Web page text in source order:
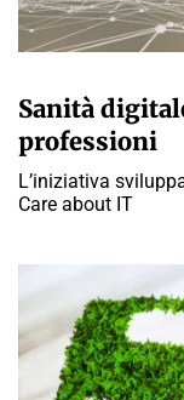
Sanità
professioni
L’iniziativa
Care about IT